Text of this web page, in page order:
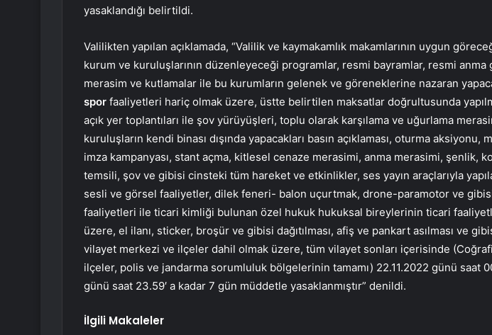
yasaklandığı belirtildi.
Valilikten yapılan açıklamada, “Valilik ve kaymakamlık makamlarının uygun
kurum ve kuruluşlarının düzenleyeceği programlar, resmi bayramlar, resmi anma
merasim ve kutlamalar ile bu kurumların gelenek ve göreneklerine nazaran
spor faaliyetleri hariç olmak üzere, üstte belirtilen maksatlar doğrultusunda
açık yer toplantıları ile şov yürüyüşleri, toplu olarak karşılama ve uğurlama
kuruluşların kendi binası dışında yapacakları basın açıklaması, oturma aksiyonu,
imza kampanyası, stant açma, kitlesel cenaze merasimi, anma merasimi, şenlik,
temsili, şov ve gibisi cinsteki tüm hareket ve etkinlikler, ses yayın araçlarıyla
sesli ve görsel faaliyetler, dilek feneri- balon uçurtmak, drone-paramotor ve
faaliyetleri ile ticari kimliği bulunan özel hukuk hukuksal bireylerinin ticari
üzere, el ilanı, sticker, broşür ve gibisi dağıtılması, afiş ve pankart asılması ve
vilayet merkezi ve ilçeler dahil olmak üzere, tüm vilayet sonları içerisinde
ilçeler, polis ve jandarma sorumluluk bölgelerinin tamamı) 22.11.2022 günü saat
günü saat 23.59′ a kadar 7 gün müddetle yasaklanmıştır” denildi.
İlgili Makaleler